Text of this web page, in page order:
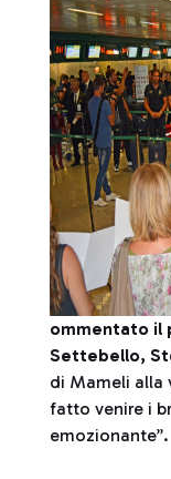
ommentato il
Settebello,
di Mameli alla
fatto venire i
emozionante”.